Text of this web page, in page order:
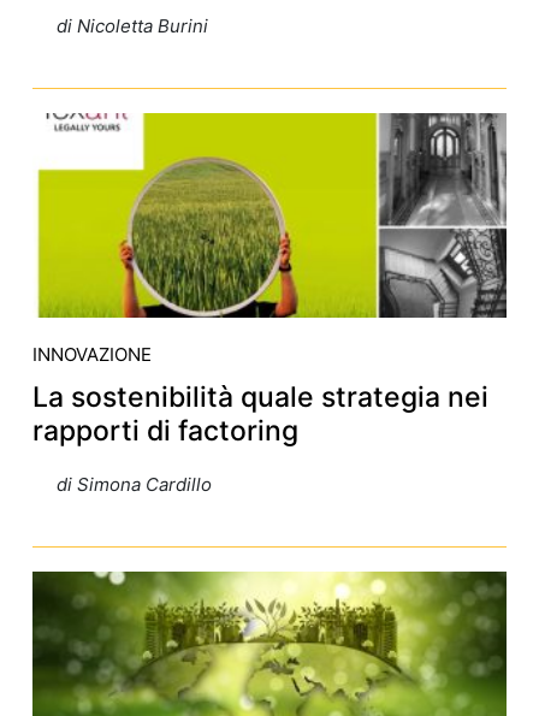
di Nicoletta Burini
INNOVAZIONE
La sostenibilità quale strategia nei
rapporti di factoring
di Simona Cardillo